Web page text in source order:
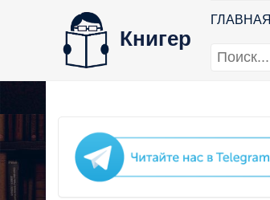
Книгер
ГЛАВНАЯ